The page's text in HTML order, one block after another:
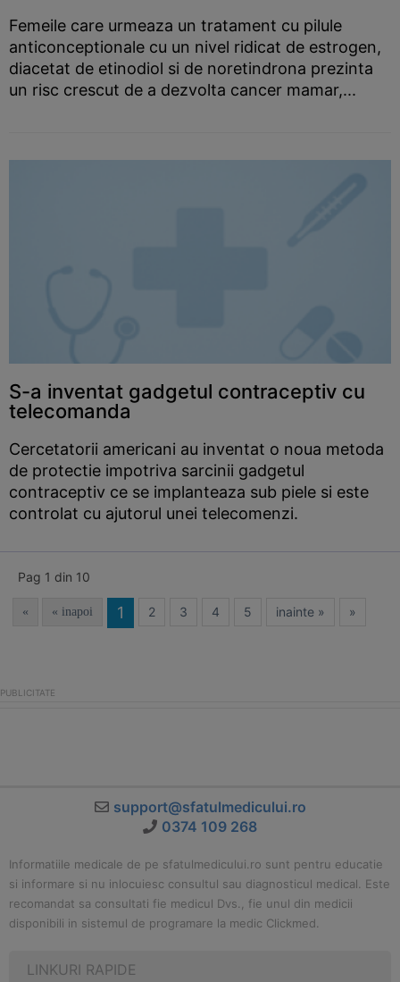
Femeile care urmeaza un tratament cu pilule
anticonceptionale cu un nivel ridicat de estrogen,
diacetat de etinodiol si de noretindrona prezinta
un risc crescut de a dezvolta cancer mamar,...
S-a inventat gadgetul contraceptiv cu
telecomanda
Cercetatorii americani au inventat o noua metoda
de protectie impotriva sarcinii gadgetul
contraceptiv ce se implanteaza sub piele si este
controlat cu ajutorul unei telecomenzi.
Pag 1 din 10
« « inapoi 1 2 3 4 5 inainte » »
support@sfatulmedicului.ro
0374 109 268
Informatiile medicale de pe sfatulmedicului.ro sunt pentru educatie
si informare si nu inlocuiesc consultul sau diagnosticul medical. Este
recomandat sa consultati fie medicul Dvs., fie unul din medicii
disponibili in sistemul de programare la medic Clickmed.
LINKURI RAPIDE